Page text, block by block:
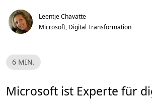
Leentje Chavatte
Microsoft, Digital Transformation
L
e
z
6 MIN.
Microsoft ist Experte für